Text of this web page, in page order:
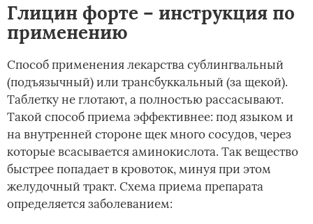
Глицин форте – инструкция по
применению
Способ применения лекарства сублингвальный
(подъязычный) или трансбуккальный (за щекой).
Таблетку не глотают, а полностью рассасывают.
Такой способ приема эффективнее: под языком и
на внутренней стороне щек много сосудов, через
которые всасывается аминокислота. Так вещество
быстрее попадает в кровоток, минуя при этом
желудочный тракт. Схема приема препарата
определяется заболеванием: